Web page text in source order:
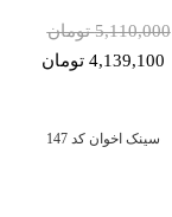
5,110,000 تومان
4,139,100 تومان
سینک اخوان کد 147